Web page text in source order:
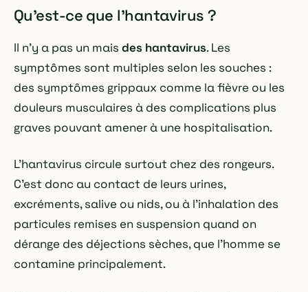
Qu'est-ce que l'hantavirus ?
Il n'y a pas un mais des hantavirus. Les
symptômes sont multiples selon les souches :
des symptômes grippaux comme la fièvre ou les
douleurs musculaires à des complications plus
graves pouvant amener à une hospitalisation.
L'hantavirus circule surtout chez des rongeurs.
C'est donc au contact de leurs urines,
excréments, salive ou nids, ou à l'inhalation des
particules remises en suspension quand on
dérange des déjections sèches, que l'homme se
contamine principalement.